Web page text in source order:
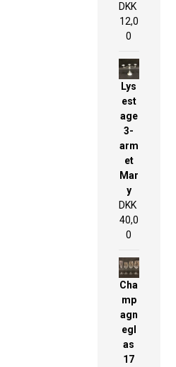
DKK
12,0
0
Lys
est
age
3-
arm
et
Mar
y
DKK
40,0
0
Cha
mp
agn
egl
as
17